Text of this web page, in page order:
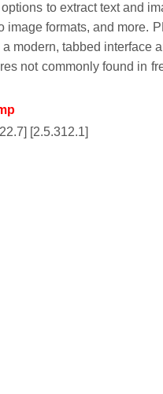
to extract text and
image formats, and more.
modern, tabbed interface
not commonly found in
] [2.5.312.1]